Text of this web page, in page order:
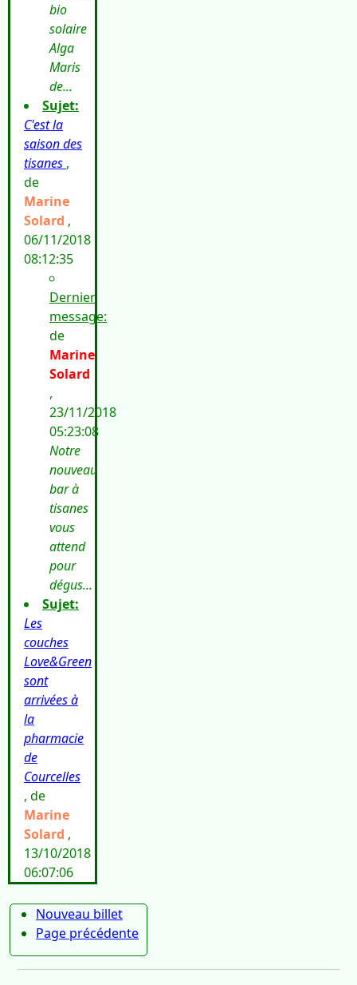
bio
solaire
Alga
Maris
de...
Sujet:
C'est la
saison des
tisanes ,
de
Marine
Solard ,
06/11/2018
08:12:35
Dernier
message:
de
Marine
Solard
,
23/11/2018
05:23:08
Notre
nouveau
bar à
tisanes
vous
attend
pour
dégus...
Sujet:
Les
couches
Love&Green
sont
arrivées à
la
pharmacie
de
Courcelles
, de
Marine
Solard ,
13/10/2018
06:07:06
Nouveau billet
Page précédente